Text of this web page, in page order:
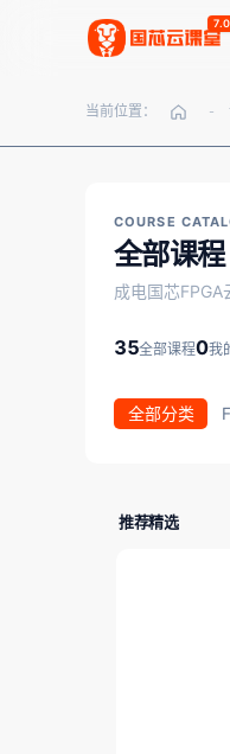
当前位置： -
COURSE
全部课程
成电国芯FPGA
35全部课程0我
全部分类
推荐精选